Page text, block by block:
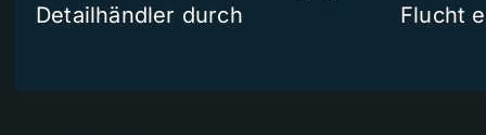
Detailhändler durch
Flucht